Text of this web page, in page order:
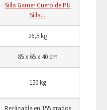
Silla Gamer Cuero de PU
Silla...
26,5 kg
‎85 x 65 x 40 cm
150 kg
Reclinable en 155 grados